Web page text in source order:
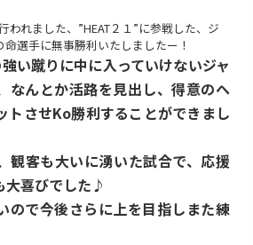
われました、”HEAT２１”に参戦した、ジ
選手に無事勝利いたしましたー！
い蹴りに中に入っていけないジャ
なんとか活路を見出し、得意のヘ
トさせKo勝利することができまし
観客も大いに湧いた試合で、応援
大喜びでした♪
ので今後さらに上を目指しまた練